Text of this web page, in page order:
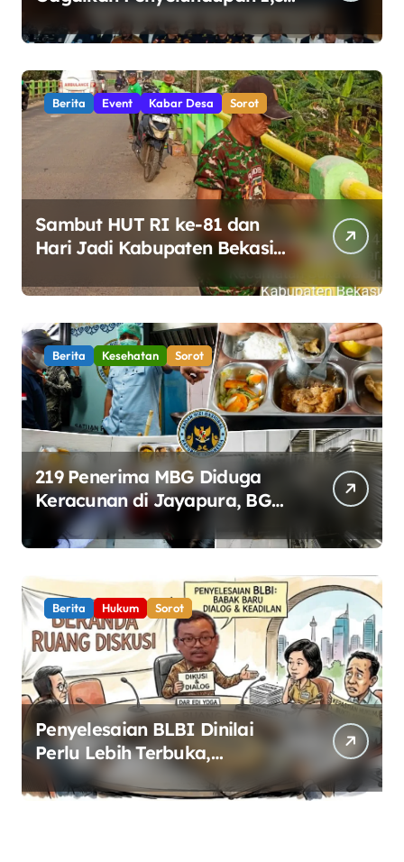
Ton Ketamin di Perairan
Bintan
Berita Event Kabar Desa Sorot
Sambut HUT RI ke-81 dan
Hari Jadi Kabupaten Bekasi
ke-76, Pemdes Muara bakti
Gotong Royong Percantik
Jembatan CBL
Berita Kesehatan Sorot
219 Penerima MBG Diduga
Keracunan di Jayapura, BGN
Perketat Pengawasan
Keamanan Pangan
Berita Hukum Sorot
Penyelesaian BLBI Dinilai
Perlu Lebih Terbuka,
Pemerintah Diminta Buka
Ruang Dialog